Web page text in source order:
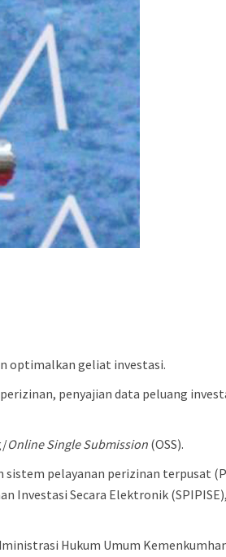
optimalkan geliat investasi.
penyajian data peluang
Online Single Submission (OSS).
pelayanan perizinan terpusat
Investasi Secara Elektronik
Hukum Umum